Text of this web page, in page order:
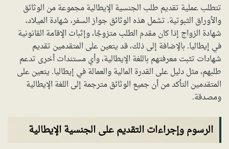
تتطلب عملية تقديم طلب الجنسية الإيطالية مجموعة من الوثائق
والأوراق الثبوتية. تشمل هذه الوثائق جواز السفر، شهادة الميلاد،
شهادة الزواج إذا كان مقدم الطلب متزوجًا، وإثبات الإقامة القانونية
في إيطاليا. بالإضافة إلى ذلك، قد يتعين على المتقدمين تقديم
شهادات تثبت معرفتهم باللغة الإيطالية، وأي مستندات أخرى تدعم
طلبهم، مثل دليل على القدرة المالية والعمالة في إيطاليا. يتعين على
المتقدمين التأكد من أن جميع الوثائق مترجمة إلى اللغة الإيطالية
ومصدقة.
الرسوم وإجراءات التقديم على الجنسية الإيطالية